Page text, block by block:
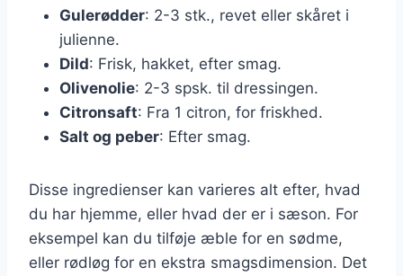
Gulerødder: 2-3 stk., revet eller skåret i
julienne.
Dild: Frisk, hakket, efter smag.
Olivenolie: 2-3 spsk. til dressingen.
Citronsaft: Fra 1 citron, for friskhed.
Salt og peber: Efter smag.
Disse ingredienser kan varieres alt efter, hvad
du har hjemme, eller hvad der er i sæson. For
eksempel kan du tilføje æble for en sødme,
eller rødløg for en ekstra smagsdimension. Det